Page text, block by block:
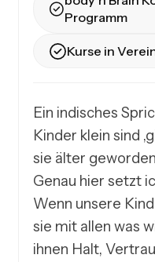
Programm
Kurse in
Ein indisches
Kinder klein sind
sie älter
Genau hier setzt
Wenn unsere
sie mit allen was
ihnen Halt,